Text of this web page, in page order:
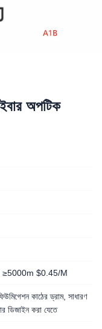
অপটিক
$0.45/M
কাঠের ড্রাম, সাধারণ
ডিজাইন করা যেতে